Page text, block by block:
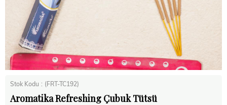
Stok Kodu (FRT-TC192)
Aromatika Refreshing Çubuk Tütsü